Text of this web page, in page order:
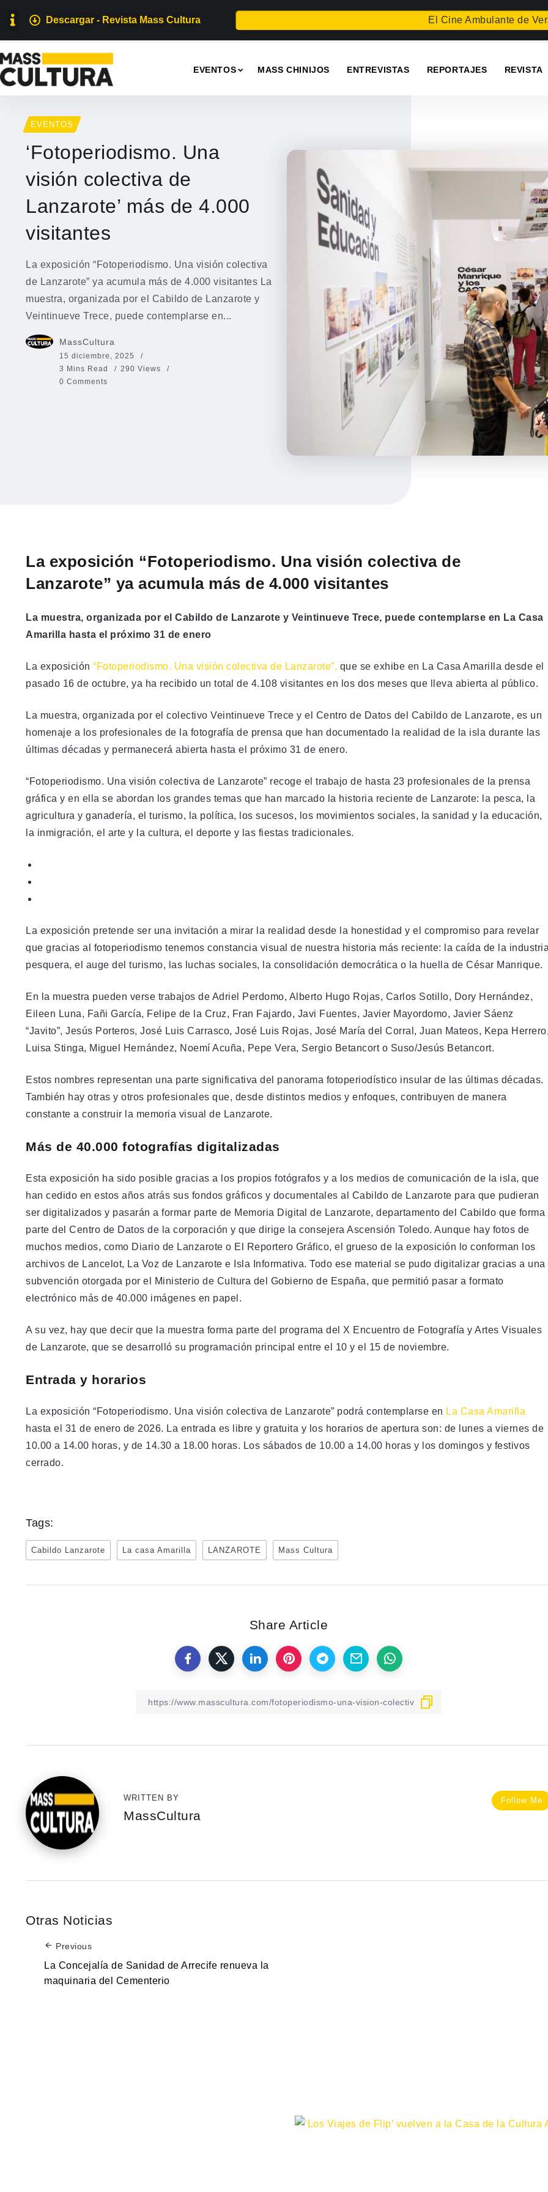
Descargar - Revista Mass Cultura El Cine Ambulante de Verano
EVENTOS MASS CHINIJOS ENTREVISTAS REPORTAJES REVISTA
EVENTOS
‘Fotoperiodismo. Una
visión colectiva de
Lanzarote’ más de 4.000
visitantes
La exposición “Fotoperiodismo. Una visión colectiva
de Lanzarote” ya acumula más de 4.000 visitantes La
muestra, organizada por el Cabildo de Lanzarote y
Veintinueve Trece, puede contemplarse en...
MassCultura
15 diciembre, 2025
3 Mins Read
290 Views
0 Comments
La exposición “Fotoperiodismo. Una visión colectiva de
Lanzarote” ya acumula más de 4.000 visitantes
La muestra, organizada por el Cabildo de Lanzarote y Veintinueve Trece, puede contemplarse en La Casa
Amarilla hasta el próximo 31 de enero
La exposición “Fotoperiodismo. Una visión colectiva de Lanzarote”, que se exhibe en La Casa Amarilla desde el
pasado 16 de octubre, ya ha recibido un total de 4.108 visitantes en los dos meses que lleva abierta al público.
La muestra, organizada por el colectivo Veintinueve Trece y el Centro de Datos del Cabildo de Lanzarote, es un
homenaje a los profesionales de la fotografía de prensa que han documentado la realidad de la isla durante las
últimas décadas y permanecerá abierta hasta el próximo 31 de enero.
“Fotoperiodismo. Una visión colectiva de Lanzarote” recoge el trabajo de hasta 23 profesionales de la prensa
gráfica y en ella se abordan los grandes temas que han marcado la historia reciente de Lanzarote: la pesca, la
agricultura y ganadería, el turismo, la política, los sucesos, los movimientos sociales, la sanidad y la educación,
la inmigración, el arte y la cultura, el deporte y las fiestas tradicionales.
La exposición pretende ser una invitación a mirar la realidad desde la honestidad y el compromiso para revelar
que gracias al fotoperiodismo tenemos constancia visual de nuestra historia más reciente: la caída de la
pesquera, el auge del turismo, las luchas sociales, la consolidación democrática o la huella de César Manrique.
En la muestra pueden verse trabajos de Adriel Perdomo, Alberto Hugo Rojas, Carlos Sotillo, Dory Hernández,
Eileen Luna, Fañi García, Felipe de la Cruz, Fran Fajardo, Javi Fuentes, Javier Mayordomo, Javier Sáenz
“Javito”, Jesús Porteros, José Luis Carrasco, José Luis Rojas, José María del Corral, Juan Mateos, Kepa
Luisa Stinga, Miguel Hernández, Noemí Acuña, Pepe Vera, Sergio Betancort o Suso/Jesús Betancort.
Estos nombres representan una parte significativa del panorama fotoperiodístico insular de las últimas décadas.
También hay otras y otros profesionales que, desde distintos medios y enfoques, contribuyen de manera
constante a construir la memoria visual de Lanzarote.
Más de 40.000 fotografías digitalizadas
Esta exposición ha sido posible gracias a los propios fotógrafos y a los medios de comunicación de la isla, que
han cedido en estos años atrás sus fondos gráficos y documentales al Cabildo de Lanzarote para que pudieran
ser digitalizados y pasarán a formar parte de Memoria Digital de Lanzarote, departamento del Cabildo que forma
parte del Centro de Datos de la corporación y que dirige la consejera Ascensión Toledo. Aunque hay fotos de
muchos medios, como Diario de Lanzarote o El Reportero Gráfico, el grueso de la exposición lo conforman los
archivos de Lancelot, La Voz de Lanzarote e Isla Informativa. Todo ese material se pudo digitalizar gracias a una
subvención otorgada por el Ministerio de Cultura del Gobierno de España, que permitió pasar a formato
electrónico más de 40.000 imágenes en papel.
A su vez, hay que decir que la muestra forma parte del programa del X Encuentro de Fotografía y Artes Visuales
de Lanzarote, que se desarrolló su programación principal entre el 10 y el 15 de noviembre.
Entrada y horarios
La exposición “Fotoperiodismo. Una visión colectiva de Lanzarote” podrá contemplarse en La Casa Amarilla
hasta el 31 de enero de 2026. La entrada es libre y gratuita y los horarios de apertura son: de lunes a viernes de
10.00 a 14.00 horas, y de 14.30 a 18.00 horas. Los sábados de 10.00 a 14.00 horas y los domingos y festivos
cerrado.
Tags:
Cabildo Lanzarote La casa Amarilla LANZAROTE Mass Cultura
Share Article
Follow Me
WRITTEN BY
MassCultura
Otras Noticias
Previous
La Concejalía de Sanidad de Arrecife renueva la
maquinaria del Cementerio